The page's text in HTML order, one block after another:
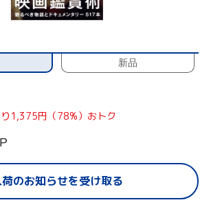
新品
1,375円（78%）おトク
荷のお知らせを受け取る